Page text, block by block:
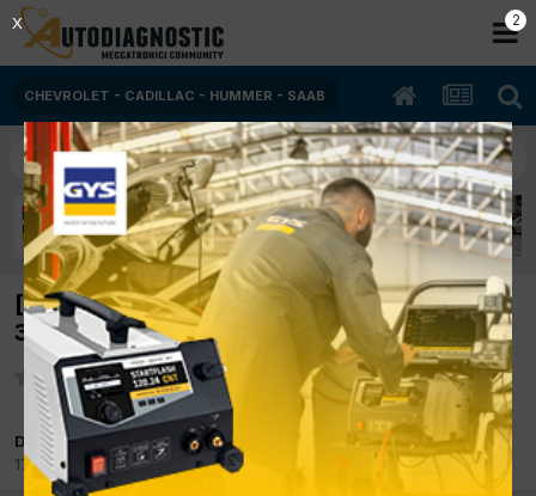
CHEVROLET - CADILLAC - HUMMER - SAAB
[Chevrolet Matiz 07/2008 796cc A08S3
38Kw Bifuel B/Gpl] Registrazione valvole.
Da piter
17 Ottobre 2017 in CHEVROLET - CADILLAC - HUMMER - SAAB
2
X